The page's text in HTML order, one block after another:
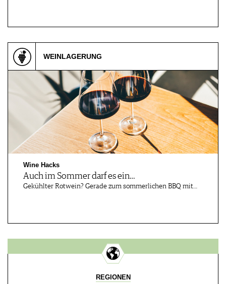
WEINLAGERUNG
Wine Hacks
Auch im Sommer darf es ein…
Gekühlter Rotwein? Gerade zum sommerlichen BBQ mit…
REGIONEN